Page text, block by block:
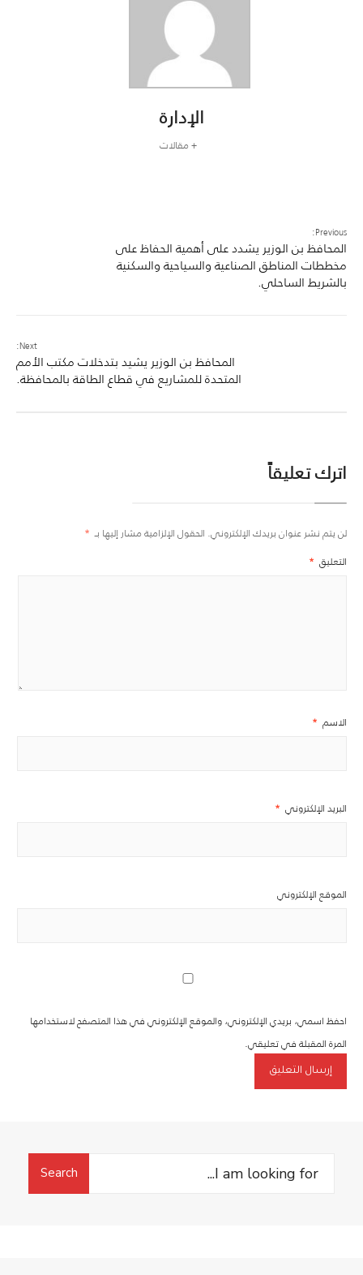
الإدارة
+ مقالات
Previous:
المحافظ بن الوزير يشدد على أهمية الحفاظ على
مخططات المناطق الصناعية والسياحية والسكنية
بالشريط الساحلي.
Next:
المحافظ بن الوزير يشيد بتدخلات مكتب الأمم
المتحدة للمشاريع في قطاع الطاقة بالمحافظة.
اترك تعليقاً
لن يتم نشر عنوان بريدك الإلكتروني. الحقول الإلزامية مشار إليها بـ *
التعليق *
الاسم *
البريد الإلكتروني *
الموقع الإلكتروني
احفظ اسمي، بريدي الإلكتروني، والموقع الإلكتروني في هذا المتصفح لاستخدامها
المرة المقبلة في تعليقي.
Search
Search